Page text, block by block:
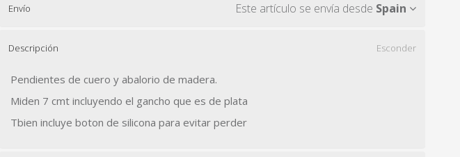
Envío Este artículo se envía desde Spain
Descripción Esconder
Pendientes de cuero y abalorio de madera.
Miden 7 cmt incluyendo el gancho que es de plata
Tbien incluye boton de silicona para evitar perder